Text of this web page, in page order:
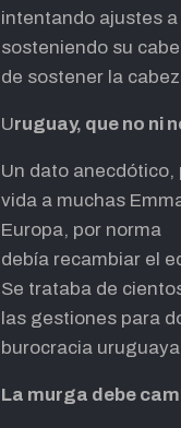
intentando ajustes
sosteniendo su
de sostener la
Uruguay, que no ni
Un dato anecdótico,
vida a muchas
Europa, por norma
debía recambiar el
Se trataba de
las gestiones para
burocracia
La murga debe